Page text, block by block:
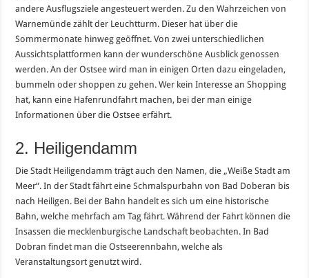
andere Ausflugsziele angesteuert werden. Zu den Wahrzeichen von
Warnemünde zählt der Leuchtturm. Dieser hat über die
Sommermonate hinweg geöffnet. Von zwei unterschiedlichen
Aussichtsplattformen kann der wunderschöne Ausblick genossen
werden. An der Ostsee wird man in einigen Orten dazu eingeladen,
bummeln oder shoppen zu gehen. Wer kein Interesse an Shopping
hat, kann eine Hafenrundfahrt machen, bei der man einige
Informationen über die Ostsee erfährt.
2. Heiligendamm
Die Stadt Heiligendamm trägt auch den Namen, die „Weiße Stadt am
Meer“. In der Stadt fährt eine Schmalspurbahn von Bad Doberan bis
nach Heiligen. Bei der Bahn handelt es sich um eine historische
Bahn, welche mehrfach am Tag fährt. Während der Fahrt können die
Insassen die mecklenburgische Landschaft beobachten. In Bad
Dobran findet man die Ostseerennbahn, welche als
Veranstaltungsort genutzt wird.